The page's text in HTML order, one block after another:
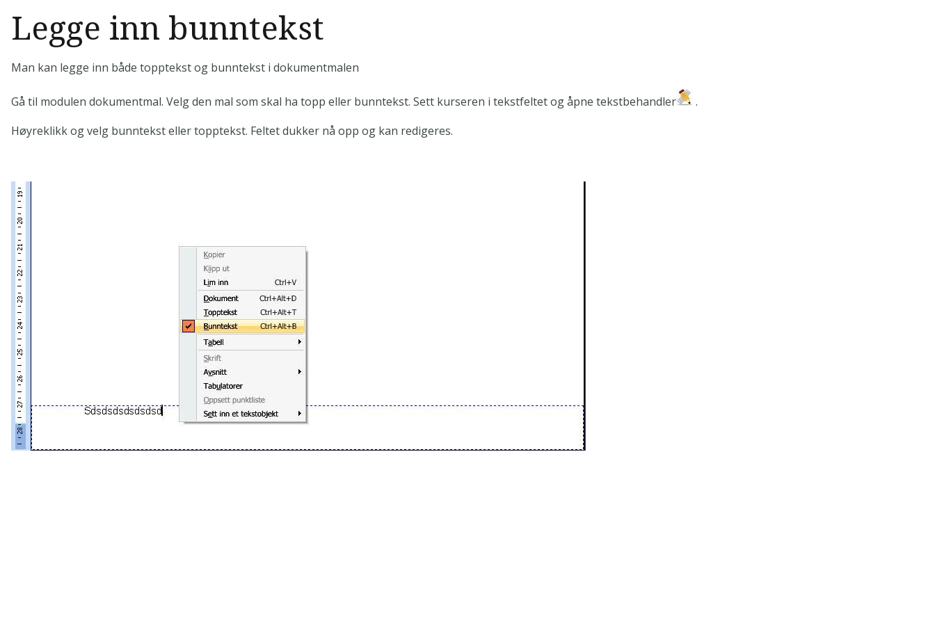
Legge inn bunntekst
Man kan legge inn både topptekst og bunntekst i dokumentmalen
Gå til modulen dokumentmal. Velg den mal som skal ha topp eller bunntekst. Sett kurseren i tekstfeltet og åpne tekstbehandler
.
Høyreklikk og velg bunntekst eller topptekst. Feltet dukker nå opp og kan redigeres.